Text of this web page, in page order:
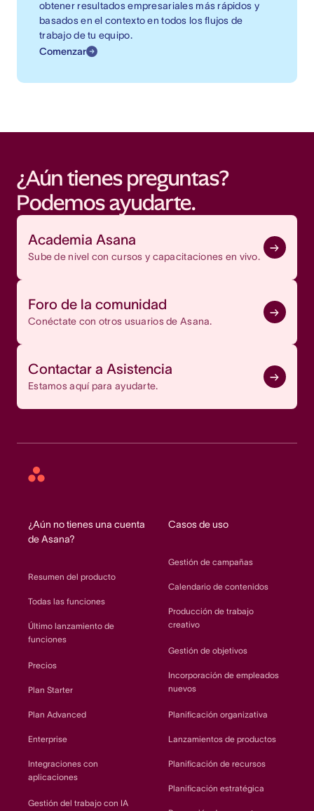
obtener resultados empresariales más rápidos y
basados en el contexto en todos los flujos de
trabajo de tu equipo.
Comenzar
¿Aún tienes preguntas?
Podemos ayudarte.
Academia Asana
Sube de nivel con cursos y capacitaciones en vivo.
Foro de la comunidad
Conéctate con otros usuarios de Asana.
Contactar a Asistencia
Estamos aquí para ayudarte.
Asana
¿Aún no tienes una cuenta
de Asana?
Resumen del producto
Todas las funciones
Último lanzamiento de
funciones
Precios
Plan Starter
Plan Advanced
Enterprise
Integraciones con
aplicaciones
Gestión del trabajo con IA
Casos de uso
Gestión de campañas
Calendario de contenidos
Producción de trabajo
creativo
Gestión de objetivos
Incorporación de empleados
nuevos
Planificación organizativa
Lanzamientos de productos
Planificación de recursos
Planificación estratégica